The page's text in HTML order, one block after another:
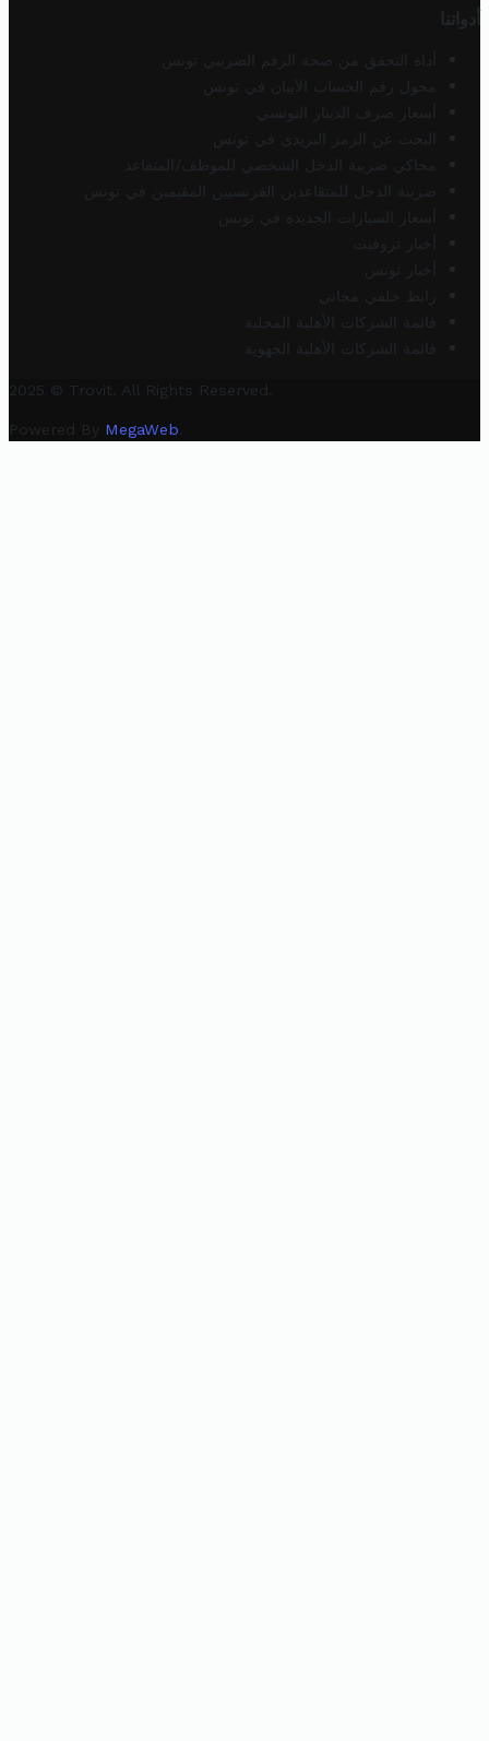
أدواتنا
أداة التحقق من صحة الرقم الضريبي تونس
محول رقم الحساب الآيبان في تونس
أسعار صرف الدينار التونسي
البحث عن الرمز البريدي في تونس
محاكي ضريبة الدخل الشخصي للموظف/المتقاعد
ضريبة الدخل للمتقاعدين الفرنسيين المقيمين في تونس
أسعار السيارات الجديدة في تونس
أخبار تروفيت
أخبار تونس
رابط خلفي مجاني
قائمة الشركات الأهلية المحلية
قائمة الشركات الأهلية الجهوية
2025 © Trovit. All Rights Reserved.
Powered By MegaWeb